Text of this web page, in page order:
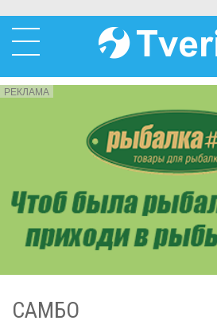
РЕКЛАМА
САМБО